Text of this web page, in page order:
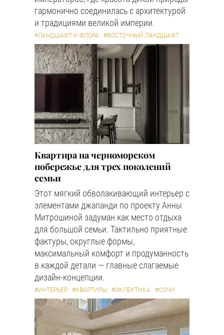
гармонично соединилась с архитектурой
и традициями великой империи.
#ЛАНДШАФТ И ФЛОРА #ВОСТОЧНЫЙ ЛАНДШАФТ
Квартира на черноморском
побережье для трех поколений
семьи
Этот мягкий обволакивающий интерьер с
элементами джапанди по проекту Анны
Митрошиной задуман как место отдыха
для большой семьи. Тактильно приятные
фактуры, округлые формы,
максимальный комфорт и продуманность
в каждой детали — главные слагаемые
дизайн-концепции.
#ИНТЕРЬЕР #КВАРТИРЫ #ЭКЛЕКТИКА #СОЧИ